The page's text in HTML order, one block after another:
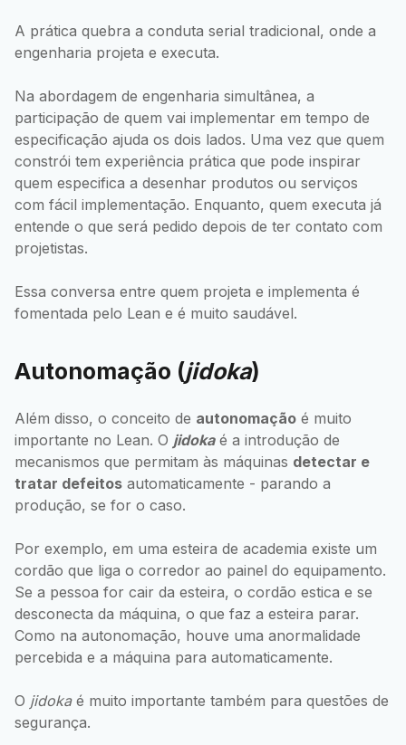
A prática quebra a conduta serial tradicional, onde a
engenharia projeta e executa.
Na abordagem de engenharia simultânea, a
participação de quem vai implementar em tempo de
especificação ajuda os dois lados. Uma vez que quem
constrói tem experiência prática que pode inspirar
quem especifica a desenhar produtos ou serviços
com fácil implementação. Enquanto, quem executa já
entende o que será pedido depois de ter contato com
projetistas.
Essa conversa entre quem projeta e implementa é
fomentada pelo Lean e é muito saudável.
Autonomação (jidoka)
Além disso, o conceito de autonomação é muito
importante no Lean. O jidokaé a introdução de
mecanismos que permitam às máquinas detectar e
tratar defeitos automaticamente - parando a
produção, se for o caso.
Por exemplo, em uma esteira de academia existe um
cordão que liga o corredor ao painel do equipamento.
Se a pessoa for cair da esteira, o cordão estica e se
desconecta da máquina, o que faz a esteira parar.
Como na autonomação, houve uma anormalidade
percebida e a máquina para automaticamente.
O jidokaé muito importante também para questões de
segurança.